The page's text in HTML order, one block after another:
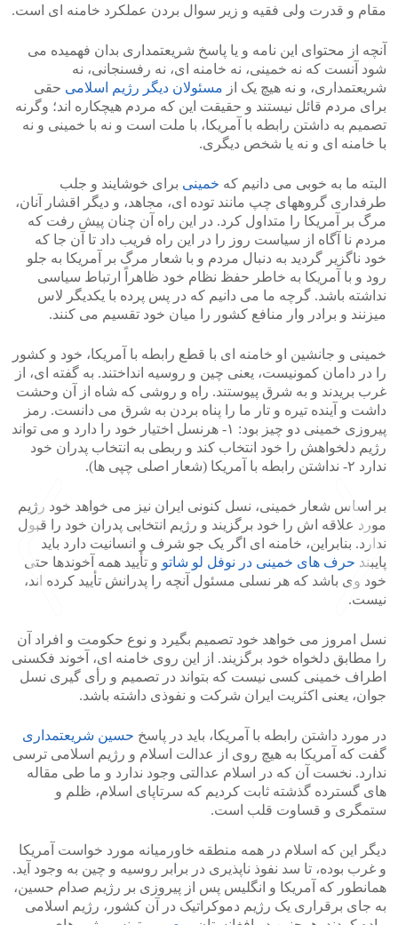
مقام و قدرت ولی فقیه و زیر سوال بردن عملکرد خامنه ای است.
آنچه از محتوای این نامه و یا پاسخ شریعتمداری بدان فهمیده می
شود آنست که نه خمینی، نه خامنه ای، نه رفسنجانی، نه
شریعتمداری، و نه هیچ یک از مسئولان دیگر رژیم اسلامی حقی
برای مردم قائل نیستند و حقیقت این که مردم هیچکاره اند؛ وگرنه
تصمیم به داشتن رابطه با آمریکا، با ملت است و نه با خمینی و نه
با خامنه ای و نه یا شخص دیگری.
البته ما به خوبی می دانیم که خمینی برای خوشایند و جلب
طرفداری گروههای چپ مانند توده ای، مجاهد، و دیگر اقشار آنان،
مرگ بر آمریکا را متداول کرد. در این راه آن چنان پیش رفت که
مردم نا آگاه از سیاست روز را در این راه فریب داد تا آن جا که
خود ناگزیر گردید به دنبال مردم و با شعار مرگ بر آمریکا به جلو
رود و با آمریکا به خاطر حفظ نظام خود ظاهراً ارتباط سیاسی
نداشته باشد. گرچه ما می دانیم که در پس پرده با یکدیگر لاس
میزنند و برادر وار منافع کشور را میان خود تقسیم می کنند.
خمینی و جانشین او خامنه ای با قطع رابطه با آمریکا، خود و کشور
را در دامان کمونیست، یعنی چین و روسیه انداختند. به گفته ای، از
غرب بریدند و به شرق پیوستند. راه و روشی که شاه از آن وحشت
داشت و آینده تیره و تار ما را پناه بردن به شرق می دانست. رمز
پیروزی خمینی دو چیز بود: ۱- هرنسل اختیار خود را دارد و می تواند
رژیم دلخواهش را خود انتخاب کند و ربطی به انتخاب پدران خود
ندارد ۲- نداشتن رابطه با آمریکا (شعار اصلی چپی ها).
بر اساس شعار خمینی، نسل کنونی ایران نیز می خواهد خود رژیم
مورد علاقه اش را خود برگزیند و رژیم انتخابی پدران خود را قبول
ندارد. بنابراین، خامنه ای اگر یک جو شرف و انسانیت دارد باید
پایبند حرف های خمینی در نوفل لو شاتو و تأیید همه آخوندها حتی
خود وی باشد که هر نسلی مسئول آنچه را پدرانش تأیید کرده اند،
نیست.
نسل امروز می خواهد خود تصمیم بگیرد و نوع حکومت و افراد آن
را مطابق دلخواه خود برگزیند. از این روی خامنه ای، آخوند فکسنی
اطراف خمینی کسی نیست که بتواند در تصمیم و رأی گیری نسل
جوان، یعنی اکثریت ایران شرکت و نفوذی داشته باشد.
در مورد داشتن رابطه با آمریکا، باید در پاسخ حسین شریعتمداری
گفت که آمریکا به هیچ روی از عدالت اسلام و رژیم اسلامی ترسی
ندارد. نخست آن که در اسلام عدالتی وجود ندارد و ما طی مقاله
های گسترده گذشته ثابت کردیم که سرتاپای اسلام، ظلم و
ستمگری و قساوت قلب است.
دیگر این که اسلام در همه منطقه خاورمیانه مورد خواست آمریکا
و غرب بوده، تا سد نفوذ ناپذیری در برابر روسیه و چین به وجود آید.
همانطور که آمریکا و انگلیس پس از پیروزی بر رژیم صدام حسین،
به جای برقراری یک رژیم دموکراتیک در آن کشور، رژیم اسلامی
<
>